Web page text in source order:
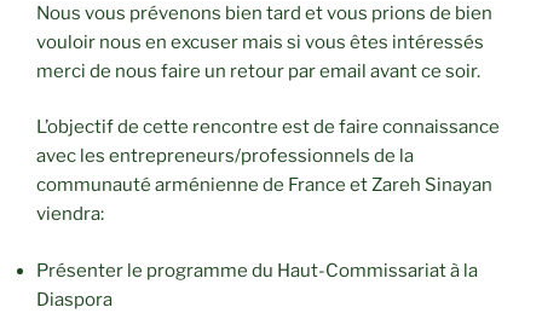
Nous vous prévenons bien tard et vous prions de bien
vouloir nous en excuser mais si vous êtes intéressés
merci de nous faire un retour par email avant ce soir.
L’objectif de cette rencontre est de faire connaissance
avec les entrepreneurs/professionnels de la
communauté arménienne de France et Zareh Sinayan
viendra:
Présenter le programme du Haut-Commissariat à la
Diaspora